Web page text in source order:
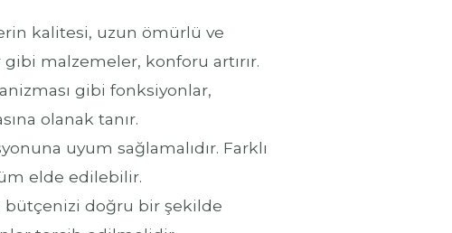
kalitesi, uzun ömürlü ve
malzemeler, konforu artırır.
gibi fonksiyonlar,
olanak tanır.
uyum sağlamalıdır. Farklı
elde edilebilir.
doğru bir şekilde